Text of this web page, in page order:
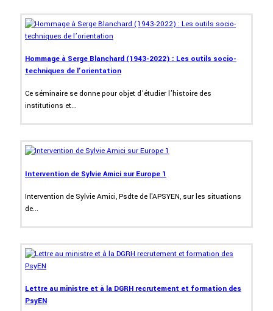
Hommage à Serge Blanchard (1943-2022) : Les outils socio-
techniques de l’orientation
Ce séminaire se donne pour objet d’étudier l’histoire des
institutions et...
Intervention de Sylvie Amici sur Europe 1
Intervention de Sylvie Amici, Psdte de l'APSYEN, sur les situations
de...
Lettre au ministre et à la DGRH recrutement et formation des
PsyEN